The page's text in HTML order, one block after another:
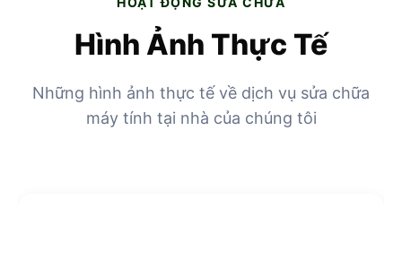
Hình Ảnh Thực Tế
Những hình ảnh thực tế về dịch vụ sửa chữa
máy tính tại nhà của chúng tôi